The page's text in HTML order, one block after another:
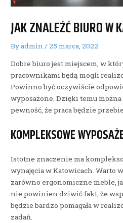
JAK ZNALEŹĆ BIURO W
Byadmin/25 marca, 2022
Dobre biuro jest miejscem, w
pracownikami będą mogli
Powinno być oczywiście
wyposażone. Dzięki temu
pewność, że praca będzie
KOMPLEKSOWE
Istotne znaczenie ma
wynajęcia w Katowicach. Warto
zarówno ergonomiczne meble,
nie powinien dziwić fakt, że
będzie bardzo pomagała w
zadań.